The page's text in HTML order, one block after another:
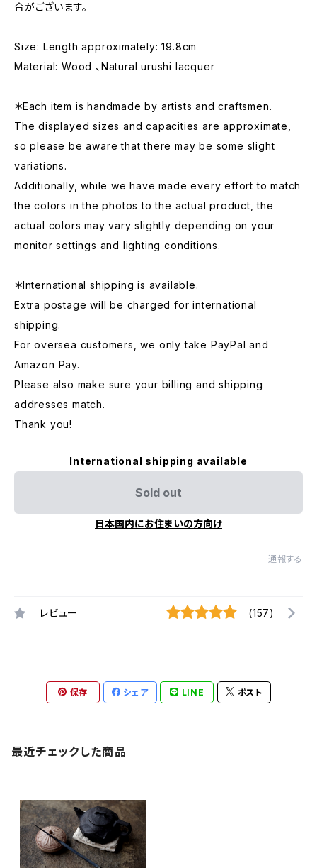
合がございます。
Size: Length approximately: 19.8cm
Material: Wood 、Natural urushi lacquer
＊Each item is handmade by artists and craftsmen.
The displayed sizes and capacities are approximate,
so please be aware that there may be some slight
variations.
Additionally, while we have made every effort to match
the colors in the photos to the actual product, the
actual colors may vary slightly depending on your
monitor settings and lighting conditions.
＊International shipping is available.
Extra postage will be charged for international
shipping.
For oversea customers, we only take PayPal and
Amazon Pay.
Please also make sure your billing and shipping
addresses match.
Thank you!
International shipping available
Sold out
日本国内にお住まいの方向け
通報する
レビュー (157)
保存 シェア LINE ポスト
最近チェックした商品